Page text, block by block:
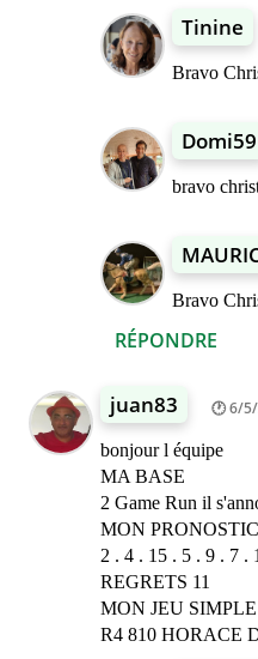
RÉPONDRE
Tinine
Bravo
Domi59
bravo
Bravo
juan83 6/
bonjour l équipe
MA BASE
2 Game Run il
MON PRONOSTIC
2 . 4 . 15 . 5 . 9 . 7 .
REGRETS 11
MON JEU SIMPLE
R4 810 HORACE